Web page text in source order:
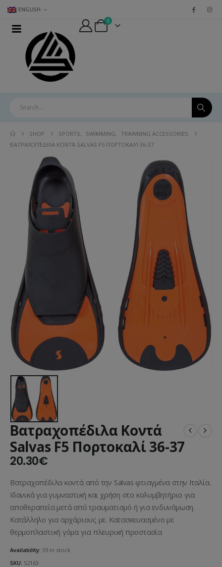
ENGLISH
0
SHOP SPORTS, SWIMMING,
TRAINNING ACCESSORIES
ΒΑΤΡΑΧΟΠΈΔΙΛΑ ΚΟΝΤΆ SALVAS F5 ΠΟΡΤΟΚΑΛΊ 36-37
Βατραχοπέδιλα Κοντά
Salvas F5 Πορτοκαλί 36-37
20.30€
Βατραχοπέδιλα κοντά από την Salvas φτιαγμένα στην Ιταλία.
Ιδανικά για γυμναστική και χρήση στο κολυμβητήριο για
αποθεραπεία μετά από τραυματισμό ή για ενδυνάμωση.
Κατάλληλο για αρχάριους με. Κατασκευασμένο με
θερμοπλαστική γόμα για πλευρική προστασία
Availability: 59 in stock
SKU: 52163